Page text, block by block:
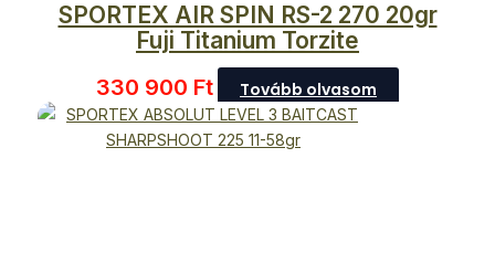
SPORTEX AIR SPIN RS-2 270 20gr
Fuji Titanium Torzite
330 900 Ft Tovább olvasom